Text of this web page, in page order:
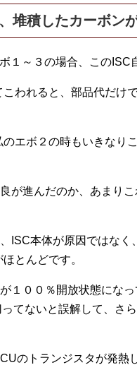
堆積したカーボン
１～３の場合、このISC
われると、部品代だけ
エボ２の時もいきなり
が進んだのか、あまり
ISC本体が原因ではな
とんどです。
１００％開放状態にな
てないと誤解して、さ
のトランジスタが発熱